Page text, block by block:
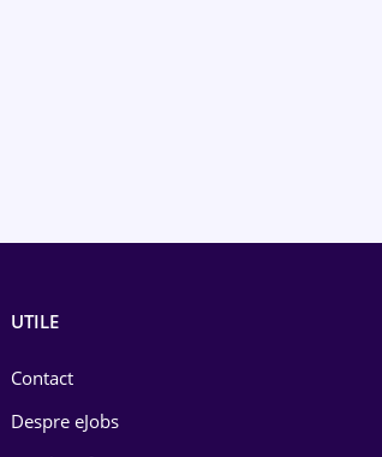
UTILE
Contact
Despre eJobs